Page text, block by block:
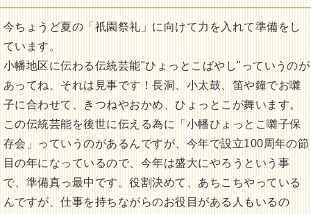
今ちょうど夏の「祇園祭礼」に向けて力を入れて準備をし
ています。
小幡地区に伝わる伝統芸能"ひょっとこばやし"っていうのが
あってね、それは見事です！長洞、小太鼓、笛や鐘でお囃
子に合わせて、きつねやおかめ、ひょっとこが舞います。
この伝統芸能を後世に伝える為に「小幡ひょっとこ囃子保
存会」っていうのがあるんですが、今年で設立100周年の節
目の年になっているので、今年は盛大にやろうという事
で、準備真っ最中です。役割決めて、あちこちやっている
んですが、仕事を持ちながらのお役目がある人もいるの